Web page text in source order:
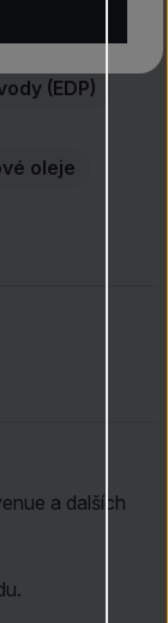
(EDP)
oleje
a dalších